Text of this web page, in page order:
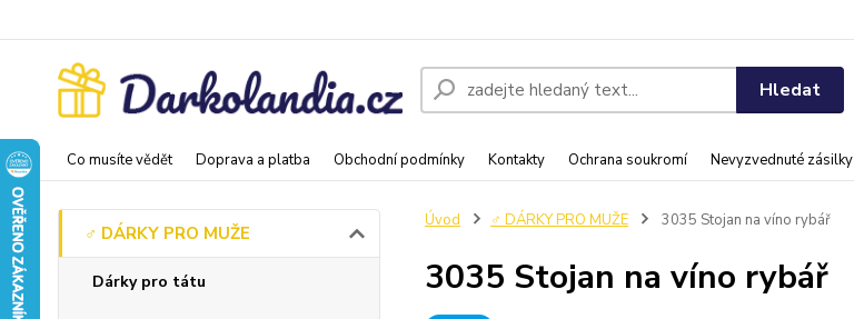
Co musíte vědět Doprava a platba Obchodní podmínky Kontakty Ochrana soukromí Nevyzvednuté zásilky
Hledat
♂️ DÁRKY PRO MUŽE
Dárky pro tátu
Úvod ♂️ DÁRKY PRO MUŽE 3035 Stojan na víno rybář
3035 Stojan na víno rybář